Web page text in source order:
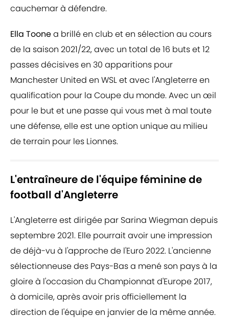
cauchemar à défendre.
Ella Toonea brillé en club et en sélection au cours
de la saison 2021/22, avec un total de 16 buts et 12
passes décisives en 30 apparitions pour
Manchester United en WSL et avec l'Angleterre en
qualification pour la Coupe du monde. Avec un œil
pour le but et une passe qui vous met à mal toute
une défense, elle est une option unique au milieu
de terrain pour les Lionnes.
L'entraîneure de l'équipe féminine de
football d'Angleterre
L'Angleterre est dirigée par Sarina Wiegman depuis
septembre 2021. Elle pourrait avoir une impression
de déjà-vu à l'approche de l'Euro 2022. L'ancienne
sélectionneuse des Pays-Bas a mené son pays à la
gloire à l'occasion du Championnat d'Europe 2017,
à domicile, après avoir pris officiellement la
direction de l'équipe en janvier de la même année.